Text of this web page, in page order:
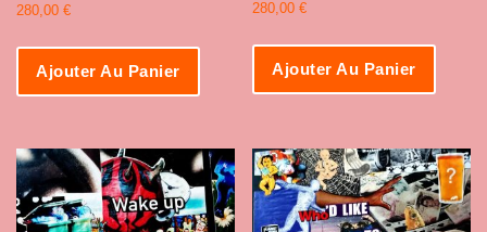
280,00 €
Ajouter Au Panier
280,00€
Ajouter Au Panier